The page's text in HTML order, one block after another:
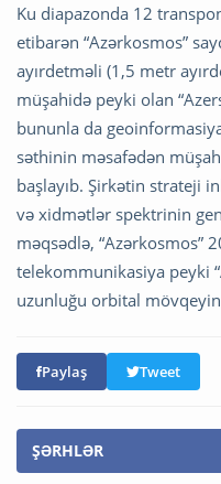
Ku diapazonda 12
etibarən “Azərkosmos”
ayırdetməli (1,5 metr
müşahidə peyki olan
bununla da
səthinin məsafədən
başlayıb. Şirkətin strateji
və xidmətlər spektrinin
məqsədlə, “Azərkosmos”
telekommunikasiya peyki
uzunluğu orbital
Paylaş Tweet
ŞƏRHLƏR